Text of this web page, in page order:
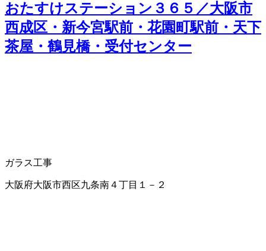
おたすけステーション３６５／大阪市
西成区・新今宮駅前・花園町駅前・天下
茶屋・鶴見橋・受付センター
ガラス工事
大阪府大阪市西区九条南４丁目１－２